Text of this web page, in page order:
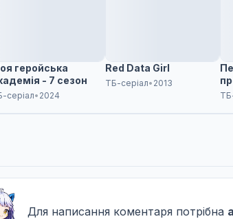
геройська
- 7 сезон
серіал• 2024
Red Data Girl
ТБ-серіал• 2013
Для написання коментаря потрібна